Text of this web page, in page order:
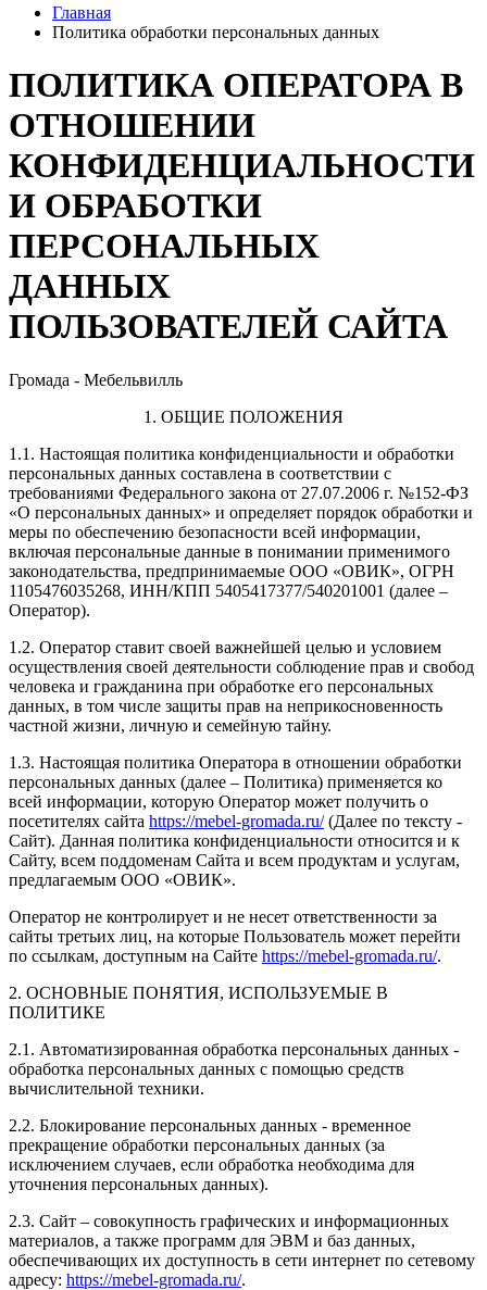
Главная
Политика обработки персональных данных
ПОЛИТИКА ОПЕРАТОРА В
ОТНОШЕНИИ
КОНФИДЕНЦИАЛЬНОСТИ
И ОБРАБОТКИ
ПЕРСОНАЛЬНЫХ
ДАННЫХ
ПОЛЬЗОВАТЕЛЕЙ САЙТА
Громада - Мебельвилль
1. ОБЩИЕ ПОЛОЖЕНИЯ
1.1. Настоящая политика конфиденциальности и обработки
персональных данных составлена в соответствии с
требованиями Федерального закона от 27.07.2006 г. №152-ФЗ
«О персональных данных» и определяет порядок обработки и
меры по обеспечению безопасности всей информации,
включая персональные данные в понимании применимого
законодательства, предпринимаемые ООО «ОВИК», ОГРН
1105476035268, ИНН/КПП 5405417377/540201001 (далее –
Оператор).
1.2. Оператор ставит своей важнейшей целью и условием
осуществления своей деятельности соблюдение прав и свобод
человека и гражданина при обработке его персональных
данных, в том числе защиты прав на неприкосновенность
частной жизни, личную и семейную тайну.
1.3. Настоящая политика Оператора в отношении обработки
персональных данных (далее – Политика) применяется ко
всей информации, которую Оператор может получить о
посетителях сайта https://mebel-gromada.ru/(Далее по тексту -
Сайт). Данная политика конфиденциальности относится и к
Сайту, всем поддоменам Сайта и всем продуктам и услугам,
предлагаемым ООО «ОВИК».
Оператор не контролирует и не несет ответственности за
сайты третьих лиц, на которые Пользователь может перейти
по ссылкам, доступным на Сайте https://mebel-gromada.ru/.
2. ОСНОВНЫЕ ПОНЯТИЯ, ИСПОЛЬЗУЕМЫЕ В
ПОЛИТИКЕ
2.1. Автоматизированная обработка персональных данных -
обработка персональных данных с помощью средств
вычислительной техники.
2.2. Блокирование персональных данных - временное
прекращение обработки персональных данных (за
исключением случаев, если обработка необходима для
уточнения персональных данных).
2.3. Сайт – совокупность графических и информационных
материалов, а также программ для ЭВМ и баз данных,
обеспечивающих их доступность в сети интернет по сетевому
адресу: https://mebel-gromada.ru/.